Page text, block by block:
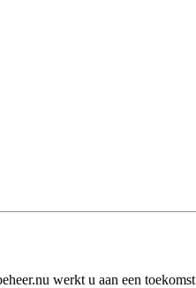
werkt u aan een